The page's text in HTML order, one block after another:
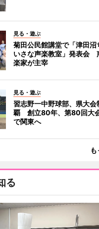
見る・遊ぶ
菊田公民館講堂で「津田沼
いさな声楽教室」発表会
楽家が主宰
見る・遊ぶ
習志野一中野球部、県大会
覇 創立80年、第80回大
で関東へ
る